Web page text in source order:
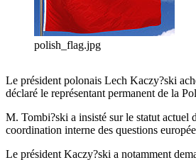
polish_flag.jpg
Le président polonais Lech Kaczy?ski
déclaré le représentant permanent de la
M. Tombi?ski a insisté sur le statut actuel
coordination interne des questions
Le président Kaczy?ski a notamment